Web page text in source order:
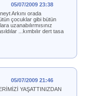
05/07/2009 23:38
Arkını orada
çocuklar gibi bütün
uzanabılırmısınız
...kımbılır dert tasa
05/07/2009 21:46
YAŞATTINIZDAN